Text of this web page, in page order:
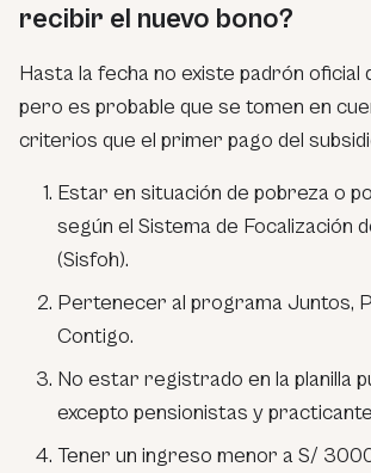
recibir el nuevo bono?
Hasta la fecha no existe padrón oficial
pero es probable que se tomen en
criterios que el primer pago del
Estar en situación de pobreza o
según el Sistema de Focalización
(Sisfoh).
Pertenecer al programa Juntos,
Contigo.
No estar registrado en la planilla
excepto pensionistas y
Tener un ingreso menor a S/